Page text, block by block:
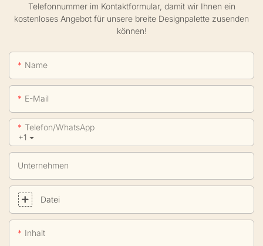
Telefonnummer im Kontaktformular, damit wir Ihnen ein
kostenloses Angebot für unsere breite Designpalette zusenden
können!
Name
E-Mail
+1
Telefon/WhatsApp
Unternehmen
Datei
Inhalt